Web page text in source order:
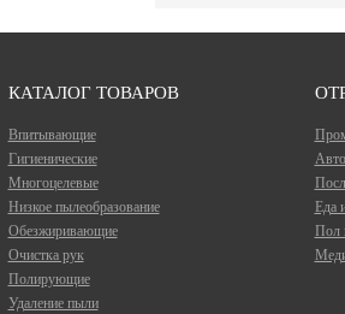
КАТАЛОГ ТОВАРОВ
Впитывающие
Гигиенические
Многоцелевые
Низкое пылеобразование
Обезжиривающие
Очистка рук
Полирующие
Удаление пыли
Еда
Пол